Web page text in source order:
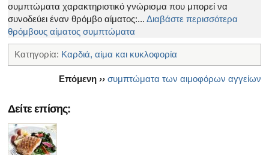
συμπτώματα χαρακτηριστικό γνώρισμα που μπορεί να
συνοδεύει έναν θρόμβο αίματος:... Διαβάστε περισσότερα
θρόμβους αίματος συμπτώματα
Κατηγορία: Καρδιά, αίμα και κυκλοφορία
Επόμενη ›› συμπτώματα των αιμοφόρων αγγείων
Δείτε επίσης: